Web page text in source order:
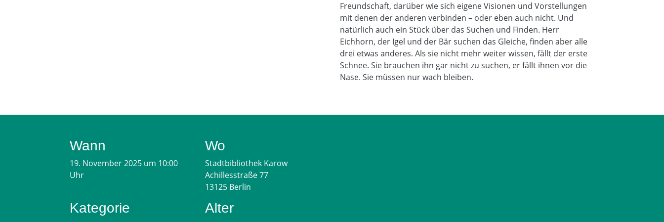
Freundschaft, darüber wie sich eigene Visionen und Vorstellungen
mit denen der anderen verbinden – oder eben auch nicht. Und
natürlich auch ein Stück über das Suchen und Finden. Herr
Eichhorn, der Igel und der Bär suchen das Gleiche, finden aber alle
drei etwas anderes. Als sie nicht mehr weiter wissen, fällt der erste
Schnee. Sie brauchen ihn gar nicht zu suchen, er fällt ihnen vor die
Nase. Sie müssen nur wach bleiben.
Wann
19. November 2025 um 10:00
Uhr
Wo
Stadtbibliothek Karow
Achillesstraße 77
13125 Berlin
Kategorie Alter